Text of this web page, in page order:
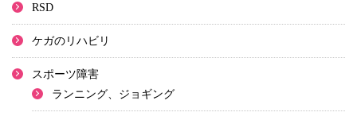
RSD
ケガのリハビリ
スポーツ障害
ランニング、ジョギング